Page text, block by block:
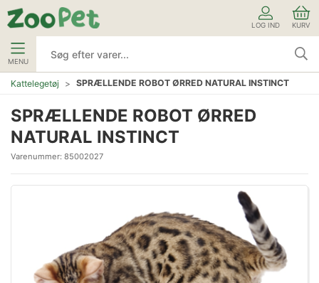
LOG IND KURV
MENU
Kattelegetøj SPRÆLLENDE ROBOT ØRRED NATURAL INSTINCT
SPRÆLLENDE ROBOT ØRRED
NATURAL INSTINCT
Varenummer: 85002027